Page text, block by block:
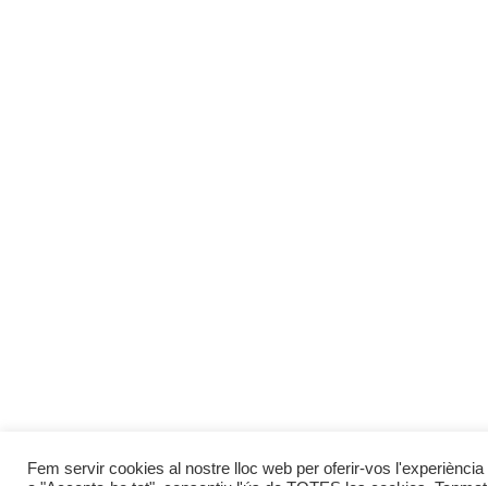
Fem servir cookies al nostre lloc web per oferir-vos